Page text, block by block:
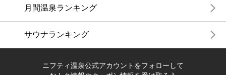
月間温泉ランキング
サウナランキング
ニフティ温泉公式アカウントをフォローして